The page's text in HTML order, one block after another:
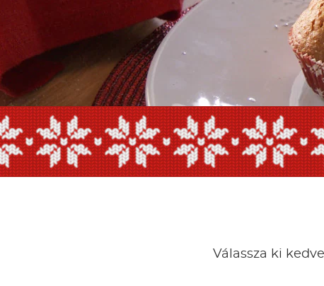
Válassza ki